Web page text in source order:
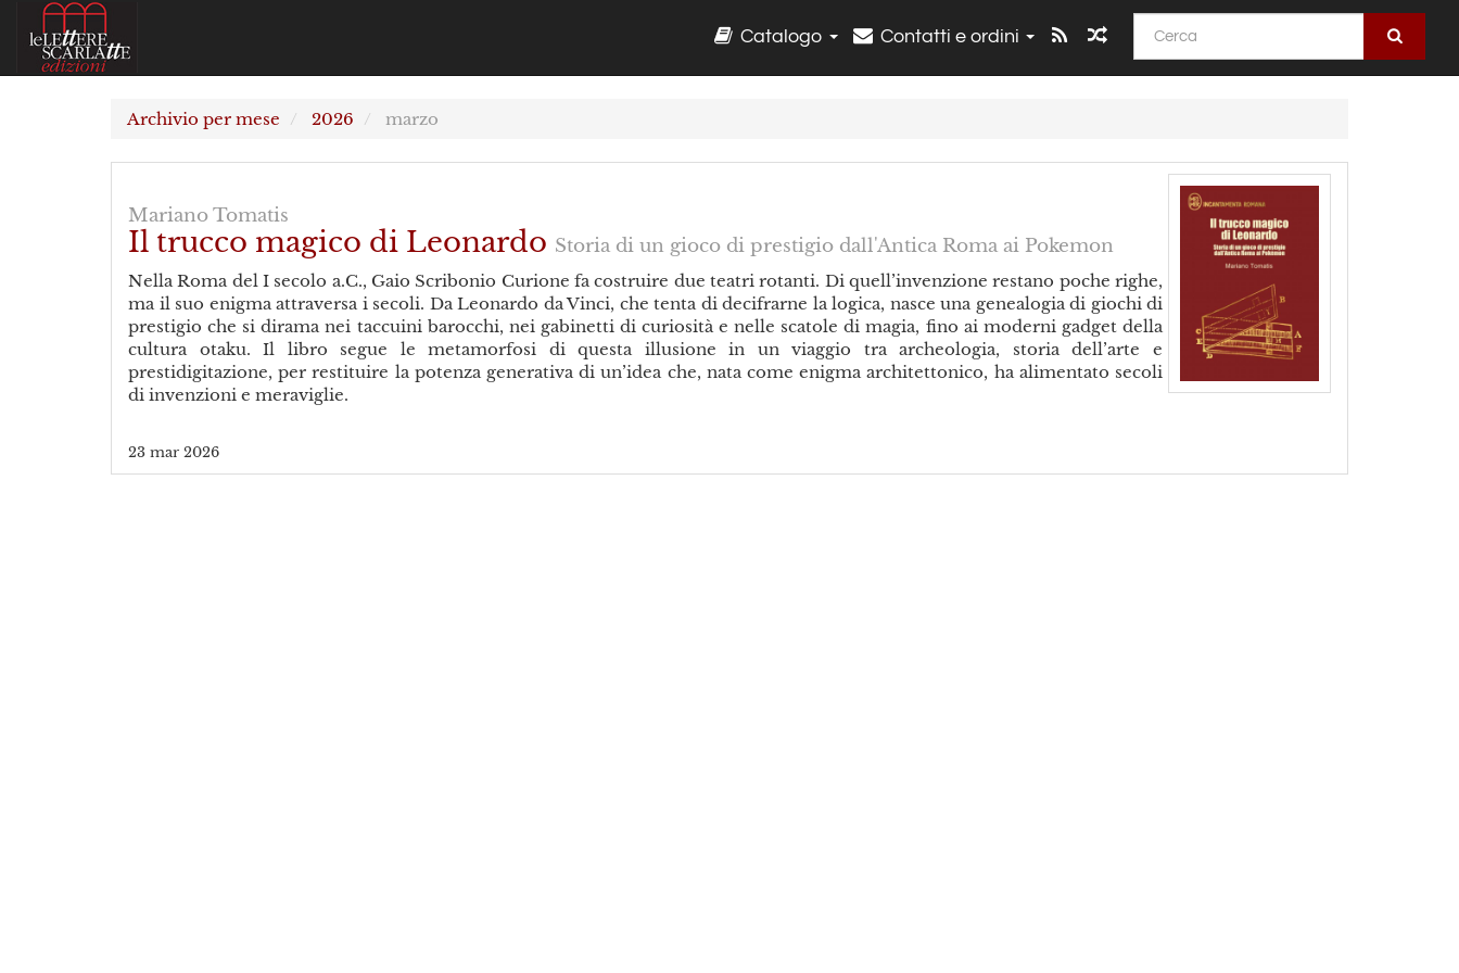
Cerca
Catalogo Contatti e ordini
Archivio per mese 2026 marzo
Mariano Tomatis
Il trucco magico di Leonardo Storia di un gioco di prestigio dall'Antica Roma ai Pokemon
Nella Roma del I secolo a.C., Gaio Scribonio Curione fa costruire due teatri rotanti. Di quell’invenzione restano poche righe,
ma il suo enigma attraversa i secoli. Da Leonardo da Vinci, che tenta di decifrarne la logica, nasce una genealogia di giochi di
prestigio che si dirama nei taccuini barocchi, nei gabinetti di curiosità e nelle scatole di magia, fino ai moderni gadget della
cultura otaku. Il libro segue le metamorfosi di questa illusione in un viaggio tra archeologia, storia dell’arte e
prestidigitazione, per restituire la potenza generativa di un’idea che, nata come enigma architettonico, ha alimentato secoli
di invenzioni e meraviglie.
23 mar 2026